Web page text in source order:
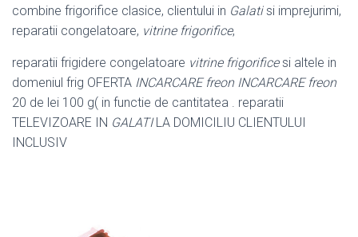
combine frigorifice clasice, clientului in Galatisi imprejurimi,
reparatii congelatoare, vitrine frigorifice,
reparatii frigidere congelatoare vitrine frigorificesi altele in
domeniul frig OFERTA INCARCARE freon INCARCARE freon
20 de lei 100 g( in functie de cantitatea . reparatii
TELEVIZOARE IN GALATILA DOMICILIU CLIENTULUI
INCLUSIV